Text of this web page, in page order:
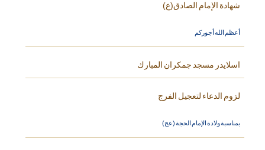
شهادة الإمام الصادق(ع)
أعظم الله أجوركم
اسلايدر مسجد جمكران المبارك
لزوم الدعاء لتعجيل الفرج
بمناسبة ولادة الإمام الحجة (عج)